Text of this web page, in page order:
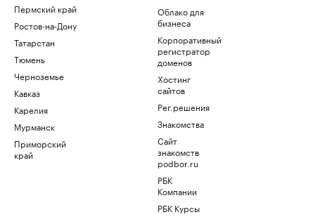
Пермский край
Ростов-на-Дону
Татарстан
Тюмень
Черноземье
Кавказ
Карелия
Мурманск
Приморский
край
Облако для
бизнеса
Корпоративный
регистратор
доменов
Хостинг
сайтов
Рег.решения
Знакомства
Сайт
знакомств
podbor.ru
РБК
Компании
РБК Курсы